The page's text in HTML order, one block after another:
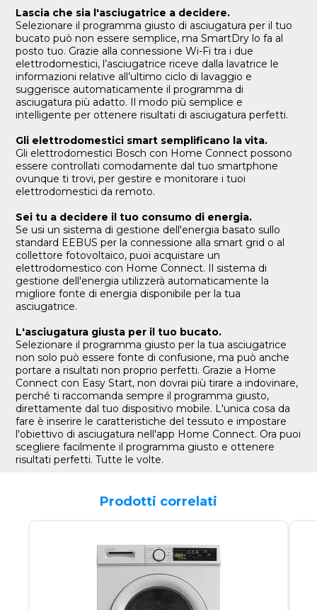
Lascia che sia l'asciugatrice a decidere.
Selezionare il programma giusto di asciugatura per il tuo
bucato può non essere semplice, ma SmartDry lo fa al
posto tuo. Grazie alla connessione Wi-Fi tra i due
elettrodomestici, l’asciugatrice riceve dalla lavatrice le
informazioni relative all’ultimo ciclo di lavaggio e
suggerisce automaticamente il programma di
asciugatura più adatto. Il modo più semplice e
intelligente per ottenere risultati di asciugatura perfetti.
Gli elettrodomestici smart semplificano la vita.
Gli elettrodomestici Bosch con Home Connect possono
essere controllati comodamente dal tuo smartphone
ovunque ti trovi, per gestire e monitorare i tuoi
elettrodomestici da remoto.
Sei tu a decidere il tuo consumo di energia.
Se usi un sistema di gestione dell'energia basato sullo
standard EEBUS per la connessione alla smart grid o al
collettore fotovoltaico, puoi acquistare un
elettrodomestico con Home Connect. Il sistema di
gestione dell'energia utilizzerà automaticamente la
migliore fonte di energia disponibile per la tua
asciugatrice.
L'asciugatura giusta per il tuo bucato.
Selezionare il programma giusto per la tua asciugatrice
non solo può essere fonte di confusione, ma può anche
portare a risultati non proprio perfetti. Grazie a Home
Connect con Easy Start, non dovrai più tirare a indovinare,
perché ti raccomanda sempre il programma giusto,
direttamente dal tuo dispositivo mobile. L'unica cosa da
fare è inserire le caratteristiche del tessuto e impostare
l'obiettivo di asciugatura nell'app Home Connect. Ora puoi
scegliere facilmente il programma giusto e ottenere
risultati perfetti. Tutte le volte.
Prodotti correlati